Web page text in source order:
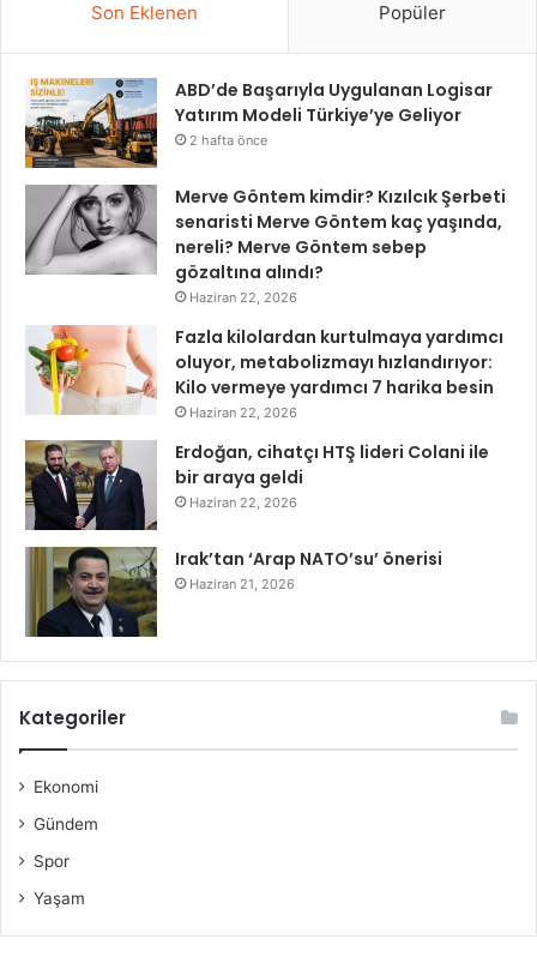
Son Eklenen Popüler
ABD’de Başarıyla Uygulanan Logisar
Yatırım Modeli Türkiye’ye Geliyor
2 hafta önce
Merve Göntem kimdir? Kızılcık Şerbeti
senaristi Merve Göntem kaç yaşında,
nereli? Merve Göntem sebep
gözaltına alındı?
Haziran 22, 2026
Fazla kilolardan kurtulmaya yardımcı
oluyor, metabolizmayı hızlandırıyor:
Kilo vermeye yardımcı 7 harika besin
Haziran 22, 2026
Erdoğan, cihatçı HTŞ lideri Colani ile
bir araya geldi
Haziran 22, 2026
Irak’tan ‘Arap NATO’su’ önerisi
Haziran 21, 2026
Kategoriler
Ekonomi
Gündem
Spor
Yaşam